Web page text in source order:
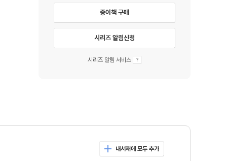
종이책 구매
시리즈 알림신청
시리즈 알림 서비스
내서재에 모두 추가